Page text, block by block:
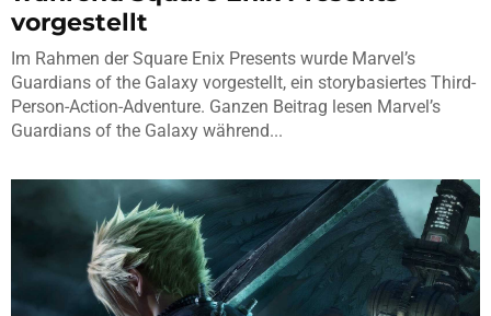
vorgestellt
Im Rahmen der Square Enix Presents wurde Marvel’s
Guardians of the Galaxy vorgestellt, ein storybasiertes Third-
Person-Action-Adventure. Ganzen Beitrag lesen Marvel’s
Guardians of the Galaxy während...